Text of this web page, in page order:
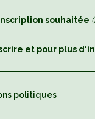
Inscription souhaitée
et pour plus
politiques